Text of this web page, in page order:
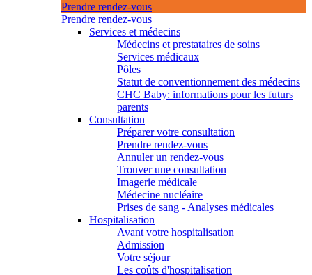
Prendre rendez-vous
Prendre rendez-vous
Services et médecins
Médecins et prestataires de soins
Services médicaux
Pôles
Statut de conventionnement des médecins
CHC Baby: informations pour les futurs
parents
Consultation
Préparer votre consultation
Prendre rendez-vous
Annuler un rendez-vous
Trouver une consultation
Imagerie médicale
Médecine nucléaire
Prises de sang - Analyses médicales
Hospitalisation
Avant votre hospitalisation
Admission
Votre séjour
Les coûts d'hospitalisation